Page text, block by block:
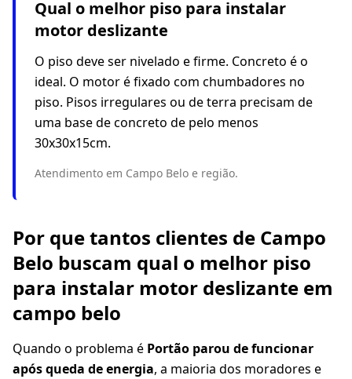
Qual o melhor piso para instalar
motor deslizante
O piso deve ser nivelado e firme. Concreto é o
ideal. O motor é fixado com chumbadores no
piso. Pisos irregulares ou de terra precisam de
uma base de concreto de pelo menos
30x30x15cm.
Atendimento em Campo Belo e região.
Por que tantos clientes de Campo
Belo buscam qual o melhor piso
para instalar motor deslizante em
campo belo
Quando o problema é Portão parou de funcionar
após queda de energia, a maioria dos moradores e